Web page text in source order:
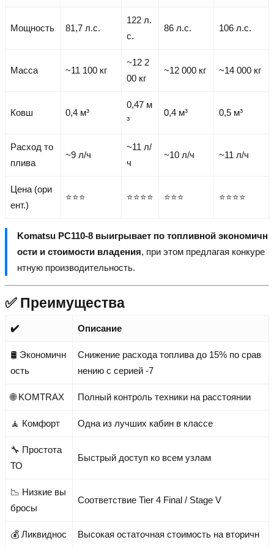
Мощность 81,7 л.с.
122 л.
с.
86 л.с. 106 л.с.
Масса ~11 100 кг
~12 2
00 кг
~12 000 кг ~14 000 кг
Ковш 0,4 м³
0,47 м
³
0,4 м³ 0,5 м³
Расход то
плива
~9 л/ч
~11 л/
ч
~10 л/ч ~11 л/ч
Цена (ори
ент.)
⭐⭐⭐ ⭐⭐⭐⭐ ⭐⭐⭐ ⭐⭐⭐⭐
Komatsu PC110-8 выигрывает по топливной экономичн
ости и стоимости владения, при этом предлагая конкуре
нтную производительность.
✅ Преимущества
✔️ Описание
🛢 Экономичн
ость
Снижение расхода топлива до 15% по срав
нению с серией -7
🌐 KOMTRAX Полный контроль техники на расстоянии
🧘 Комфорт Одна из лучших кабин в классе
🔧 Простота
ТО
Быстрый доступ ко всем узлам
📉 Низкие вы
бросы
Соответствие Tier 4 Final / Stage V
💰 Ликвиднос
Высокая остаточная стоимость на вторичн